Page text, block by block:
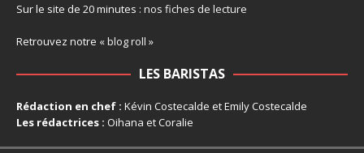
Sur le site de 20 minutes : nos fiches de lecture
Retrouvez notre « blog roll »
LES BARISTAS
Rédaction en chef : Kévin Costecalde et Emily Costecalde
Les rédactrices : Oihana et Coralie